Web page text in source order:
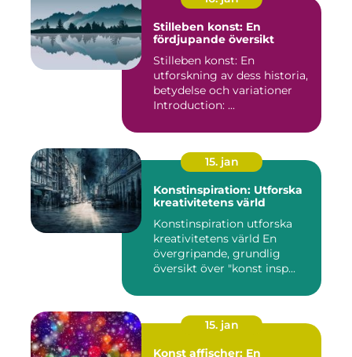
Stilleben konst: En
fördjupande översikt
Stilleben konst: En
utforskning av dess historia,
betydelse och variationer
Introduction: ...
15. jan
Konstinspiration: Utforska
kreativitetens värld
Konstinspiration utforska
kreativitetens värld En
övergripande, grundlig
översikt över "konst insp...
15. jan
Konst affischer: En